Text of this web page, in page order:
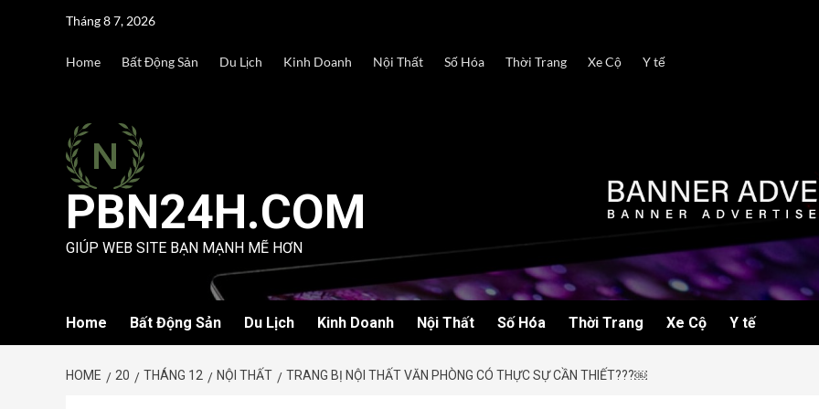
Tháng 8 7, 2026
Home Bất Động Sản Du Lịch Kinh Doanh Nội Thất Số Hóa Thời Trang Xe Cộ Y tế
PBN24H.COM
GIÚP WEB SITE BẠN MẠNH MẼ HƠN
Home Bất Động Sản Du Lịch Kinh Doanh Nội Thất Số Hóa Thời Trang Xe Cộ Y tế
HOME 20 THÁNG 12 NỘI THẤT TRANG BỊ NỘI THẤT VĂN PHÒNG CÓ THỰC SỰ CẦN THIẾT???￼